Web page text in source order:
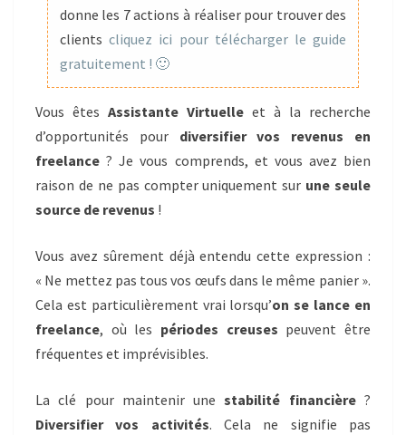
donne les 7 actions à réaliser pour trouver des
clients cliquez ici pour télécharger le guide
gratuitement ! 🙂
Vous êtes Assistante Virtuelle et à la recherche
d’opportunités pour diversifier vos revenus en
freelance ? Je vous comprends, et vous avez bien
raison de ne pas compter uniquement sur une seule
source de revenus !
Vous avez sûrement déjà entendu cette expression :
« Ne mettez pas tous vos œufs dans le même panier ».
Cela est particulièrement vrai lorsqu’on se lance en
freelance, où les périodes creuses peuvent être
fréquentes et imprévisibles.
La clé pour maintenir unestabilité financière?
Diversifier vos activités. Cela ne signifie pas